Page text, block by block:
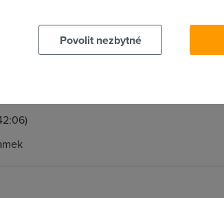
je to program CamStudio a je to maly,
s tim strasil
Povolit nezbytné